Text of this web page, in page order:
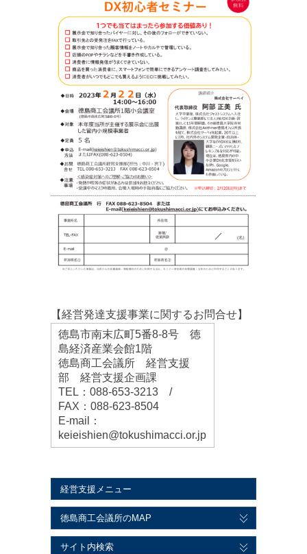
【経営発達支援事業に関するお問合せ】
徳島市南末広町5番8-8号 徳
島経済産業会館1階
徳島商工会議所経営支援
部 経営支援企画課
TEL：088-653-3213 /
FAX：088-623-8504
E-mail：
keieishien@tokushimacci.or.jp
経営支援メニュー
徳島商工会議所のMAP
サイト内検索